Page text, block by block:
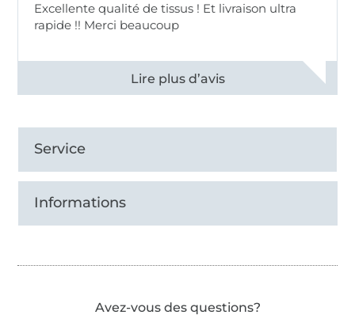
Excellente qualité de tissus ! Et livraison ultra
rapide !! Merci beaucoup
Voir tous les 11498 commentaires
Service
Informations
Avez-vous des questions?